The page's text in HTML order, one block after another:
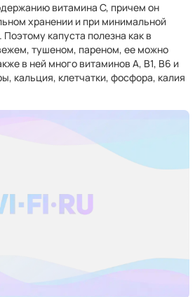
витамина С, причем он
хранении и при минимальной
капуста полезна как в
тушеном, пареном, ее можно
в ней много витаминов А, В1, В6 и
кальция, клетчатки, фосфора, калия